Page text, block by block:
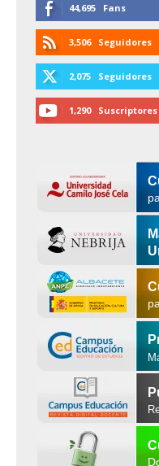
44,695 Fans
3,506 Seguidores
2,075 Seguidores
1,290 Suscriptores